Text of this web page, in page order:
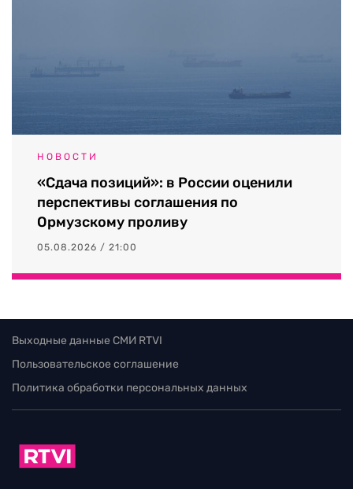
НОВОСТИ
«Сдача позиций»: в России оценили
перспективы соглашения по
Ормузскому проливу
05.08.2026 / 21:00
Выходные данные СМИ RTVI
Пользовательское соглашение
Политика обработки персональных данных